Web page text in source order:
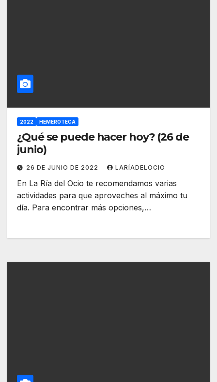
2022 HEMEROTECA
¿Qué se puede hacer hoy? (26 de
junio)
26 DE JUNIO DE 2022 LARÍADELOCIO
En La Ría del Ocio te recomendamos varias
actividades para que aproveches al máximo tu
día. Para encontrar más opciones,…